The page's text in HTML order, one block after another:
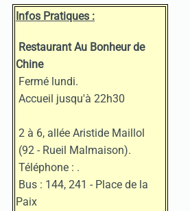
Infos Pratiques :
Restaurant Au Bonheur de
Chine
Fermé lundi.
Accueil jusqu'à 22h30
2 à 6, allée Aristide Maillol
(92 - Rueil Malmaison).
Téléphone : .
Bus : 144, 241 - Place de la
Paix